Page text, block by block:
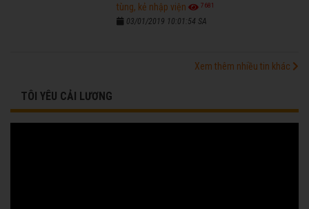
tùng, kẻ nhập viện
7681
03/01/2019 10:01:54 SA
Xem thêm nhiều tin khác
TÔI YÊU CẢI LƯƠNG